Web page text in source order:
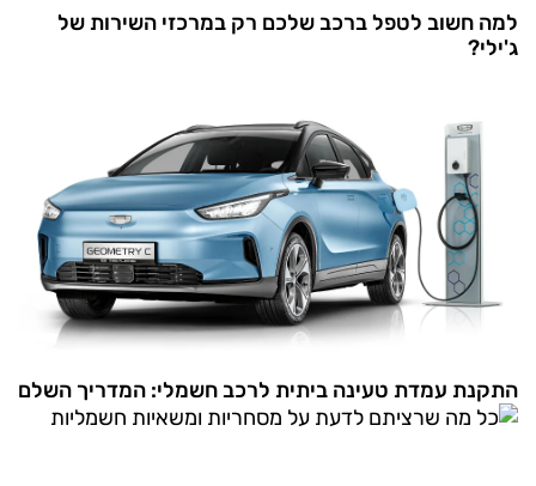
למה חשוב לטפל ברכב שלכם רק במרכזי השירות של
ג'ילי?
התקנת עמדת טעינה ביתית לרכב חשמלי: המדריך השלם